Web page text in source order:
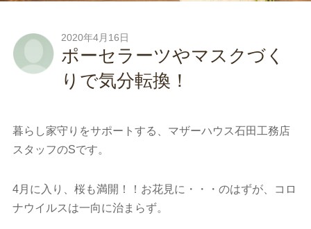
2020年4月16日
ポーセラーツやマスクづく
りで気分転換！
暮らし家守りをサポートする、マザーハウス石田工務店
スタッフのSです。
4月に入り、桜も満開！！お花見に・・・のはずが、コロ
ナウイルスは一向に治まらず。